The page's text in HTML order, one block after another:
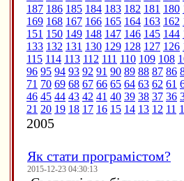
187 186 185 184 183 182 181 180
169 168 167 166 165 164 163 162
151 150 149 148 147 146 145 144
133 132 131 130 129 128 127 126
115 114 113 112 111 110 109 108
96 95 94 93 92 91 90 89 88 87 86
71 70 69 68 67 66 65 64 63 62 61
46 45 44 43 42 41 40 39 38 37 36
21 20 19 18 17 16 15 14 13 12 11
2005
Як стати програмістом?
2015-12-23 04:30:13